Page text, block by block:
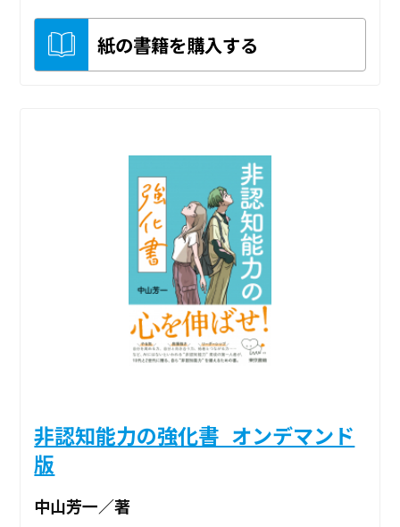
紙の書籍を購入する
非認知能力の強化書_オンデマンド
版
中山芳一／著